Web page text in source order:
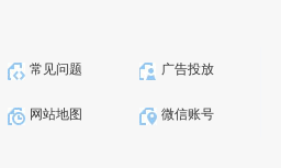
常见问题 广告投放
网站地图 微信账号